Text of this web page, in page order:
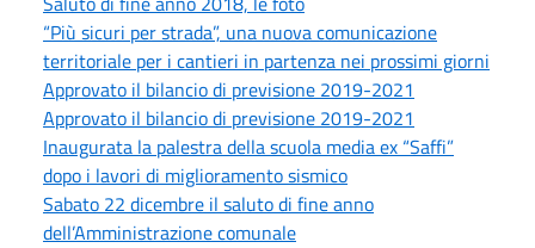
“Più sicuri per strada”, una nuova comunicazione
territoriale per i cantieri in partenza nei prossimi giorni
Approvato il bilancio di previsione 2019-2021
Approvato il bilancio di previsione 2019-2021
Inaugurata la palestra della scuola media ex “Saffi”
dopo i lavori di miglioramento sismico
Sabato 22 dicembre il saluto di fine anno
dell’Amministrazione comunale